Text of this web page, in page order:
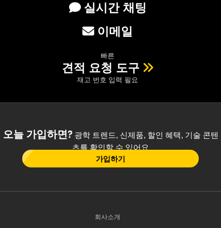
실시간 채팅
이메일
빠른
견적 요청 도구
재고 번호 입력 필요
오늘 가입하면?광학 트렌드, 신제품, 할인 혜택, 기술 콘텐
츠를 확인할 수 있어요
가입하기
회사소개